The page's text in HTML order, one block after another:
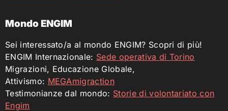
Mondo ENGIM
Sei interessato/a al mondo ENGIM? Scopri di più!
ENGIM Internazionale: Sede operativa di Torino
Migrazioni, Educazione Globale,
Attivismo: MEGAmigraction
Testimonianze dal mondo: Storie di volontariato con
Engim